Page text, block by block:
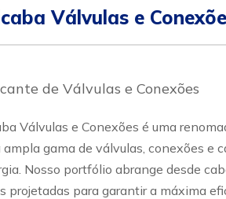
Válvulas e
de Válvulas e Conexões
Válvulas e Conexões é uma
gama de válvulas, conexões e
Nosso portfólio abrange desde
projetadas para garantir a máxima